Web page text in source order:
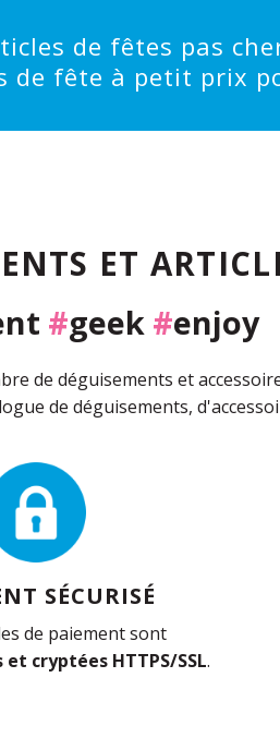
de fêtes pas
de fête à petit prix
ET
#geek #enjoy
de déguisements et
de déguisements,
SÉCURISÉ
de paiement sont
et cryptées HTTPS/SSL.